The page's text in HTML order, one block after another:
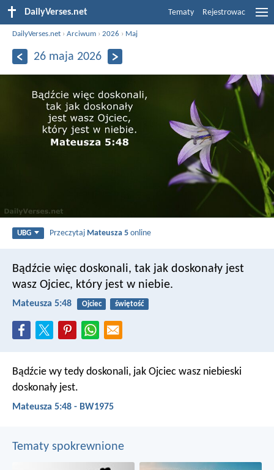
DailyVerses.net Tematy Rejestrowac
DailyVerses.net ›Arciwum ›2026 › Maj
26 maja 2026
UBG Przeczytaj Mateusza 5 online
Bądźcie więc doskonali, tak jak doskonały jest
wasz Ojciec, który jest w niebie.
Mateusza 5:48 Ojciec świętość
Bądźcie wy tedy doskonali, jak Ojciec wasz niebieski
doskonały jest.
Mateusza 5:48 - BW1975
Tematy spokrewnione